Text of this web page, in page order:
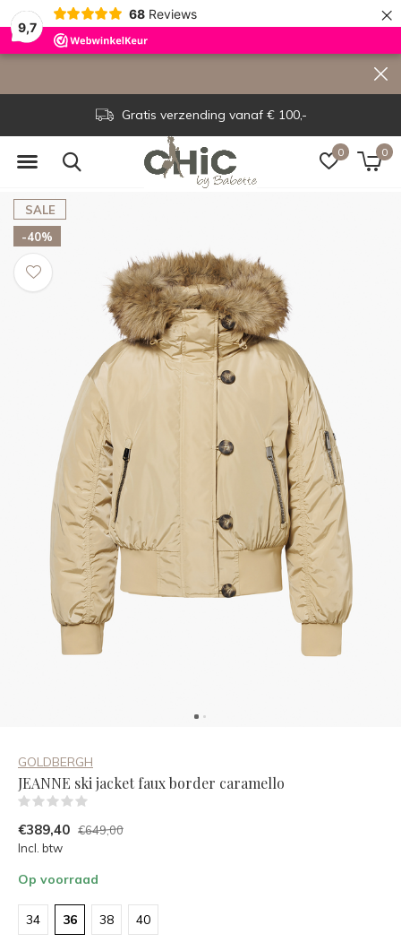
9,7
68 Reviews ×
0 0
Gratis verzending vanaf € 100,-
SALE
-40%
GOLDBERGH
JEANNE ski jacket faux border caramello
€389,40 €649,00
Incl. btw
Op voorraad
34 36 38 40